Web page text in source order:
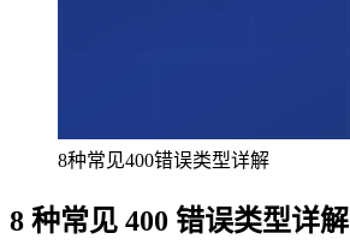
8种常见400错误类型详解
8 种常见 400 错误类型详解